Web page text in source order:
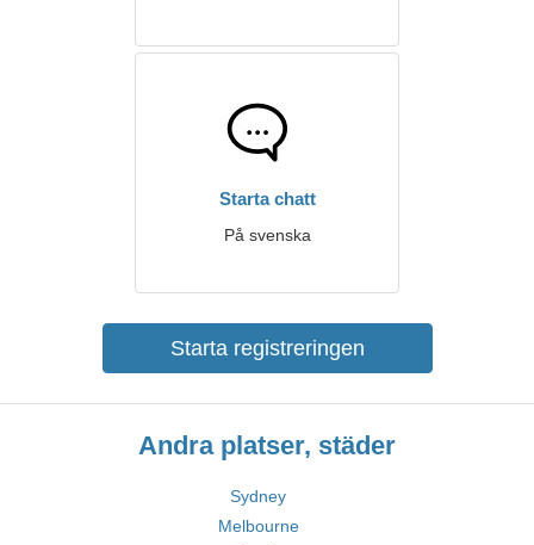
Starta chatt
På svenska
Starta registreringen
Andra platser, städer
Sydney
Melbourne